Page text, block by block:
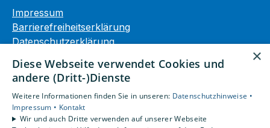
Impressum
Barrierefreiheitserklärung
Datenschutzerklärung
Unsere Bereiche
Privatkunden
Gewerbekunden
×
Diese Webseite verwendet Cookies und
andere (Dritt-)Dienste
Weitere Informationen finden Sie in unseren: Datenschutzhinweise •
Impressum • Kontakt
Wir und auch Dritte verwenden auf unserer Webseite